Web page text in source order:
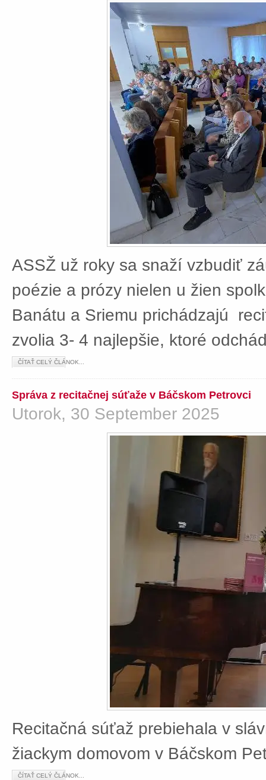
ASSŽ už roky sa snaží vzbudiť
poézie a prózy nielen u žien
Banátu a Sriemu prichádzajú
zvolia 3- 4 najlepšie, ktoré
ČÍTAŤ CELÝ ČLÁNOK...
Správa z recitačnej súťaže v Báčskom Petrovci
Utorok, 30 September 2025
Recitačná súťaž prebiehala v
žiackym domovom v Báčskom
ČÍTAŤ CELÝ ČLÁNOK...